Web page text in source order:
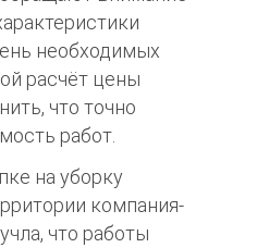
необходимых
расчёт цены
что точно
работ.
на уборку
компания-
что работы